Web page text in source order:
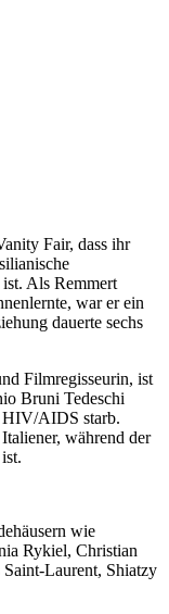
Fair, dass ihr
Als Remmert
war er ein
dauerte sechs
Filmregisseurin, ist
Bruni Tedeschi
HIV/AIDS starb.
während der
wie
Rykiel, Christian
Laurent, Shiatzy